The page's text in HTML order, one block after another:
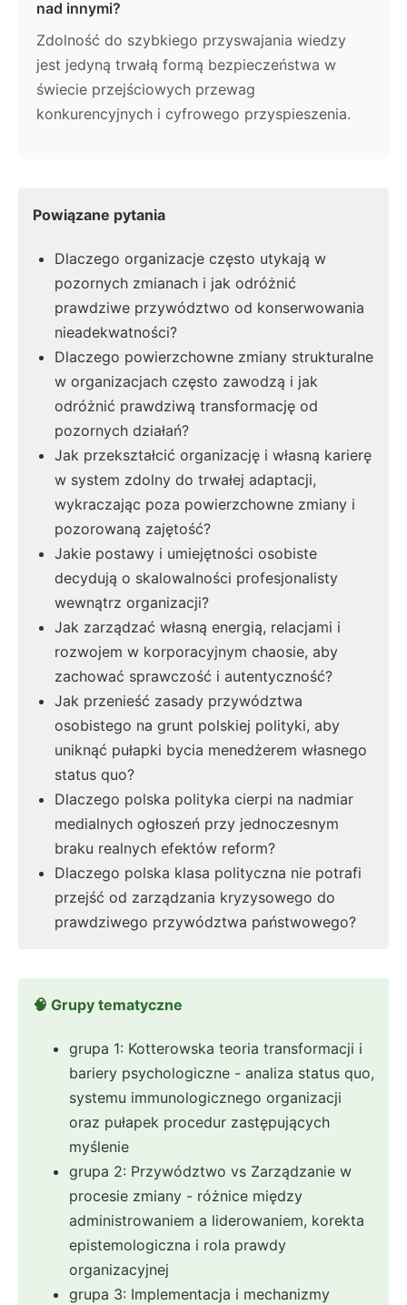
nad innymi?
Zdolność do szybkiego przyswajania wiedzy
jest jedyną trwałą formą bezpieczeństwa w
świecie przejściowych przewag
konkurencyjnych i cyfrowego przyspieszenia.
Powiązane pytania
Dlaczego organizacje często utykają w
pozornych zmianach i jak odróżnić
prawdziwe przywództwo od konserwowania
nieadekwatności?
Dlaczego powierzchowne zmiany strukturalne
w organizacjach często zawodzą i jak
odróżnić prawdziwą transformację od
pozornych działań?
Jak przekształcić organizację i własną karierę
w system zdolny do trwałej adaptacji,
wykraczając poza powierzchowne zmiany i
pozorowaną zajętość?
Jakie postawy i umiejętności osobiste
decydują o skalowalności profesjonalisty
wewnątrz organizacji?
Jak zarządzać własną energią, relacjami i
rozwojem w korporacyjnym chaosie, aby
zachować sprawczość i autentyczność?
Jak przenieść zasady przywództwa
osobistego na grunt polskiej polityki, aby
uniknąć pułapki bycia menedżerem własnego
status quo?
Dlaczego polska polityka cierpi na nadmiar
medialnych ogłoszeń przy jednoczesnym
braku realnych efektów reform?
Dlaczego polska klasa polityczna nie potrafi
przejść od zarządzania kryzysowego do
prawdziwego przywództwa państwowego?
🧠 Grupy tematyczne
grupa 1: Kotterowska teoria transformacji i
bariery psychologiczne - analiza status quo,
systemu immunologicznego organizacji
oraz pułapek procedur zastępujących
myślenie
grupa 2: Przywództwo vs Zarządzanie w
procesie zmiany - różnice między
administrowaniem a liderowaniem, korekta
epistemologiczna i rola prawdy
organizacyjnej
grupa 3: Implementacja i mechanizmy